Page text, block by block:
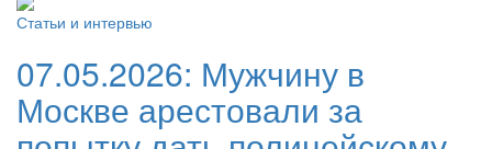
Статьи и интервью
07.05.2026: Мужчину в
Москве арестовали за